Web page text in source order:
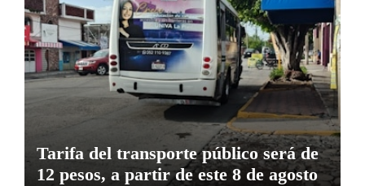
Tarifa del transporte público será de
12 pesos, a partir de este 8 de agosto